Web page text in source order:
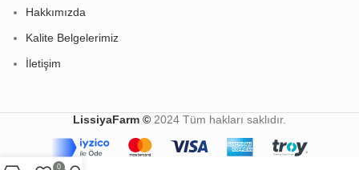
Hakkımızda
Kalite Belgelerimiz
İletişim
LissiyaFarm © 2024 Tüm hakları saklıdır.
0